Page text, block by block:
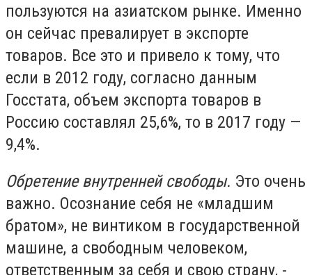
пользуются на азиатском рынке. Именно
он сейчас превалирует в экспорте
товаров. Все это и привело к тому, что
если в 2012 году, согласно данным
Госстата, объем экспорта товаров в
Россию составлял 25,6%, то в 2017 году —
9,4%.
Обретение внутренней свободы. Это очень
важно. Осознание себя не «младшим
братом», не винтиком в государственной
машине, а свободным человеком,
ответственным за себя и свою страну, -